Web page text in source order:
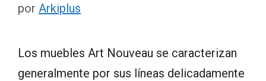
por Arkiplus
Los muebles Art Nouveau se caracterizan
generalmente por sus líneas delicadamente